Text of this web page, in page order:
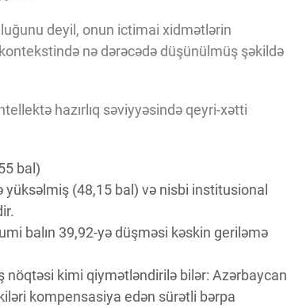
deyil, onun ictimai xidmətlərin
nə dərəcədə düşünülmüş şəkildə
hazırlıq səviyyəsində qeyri-xətti
bal)
(48,15 bal) və nisbi institusional
balın 39,92-yə düşməsi kəskin geriləmə
nöqtəsi kimi qiymətləndirilə bilər: Azərbaycan
kompensasiya edən sürətli bərpa